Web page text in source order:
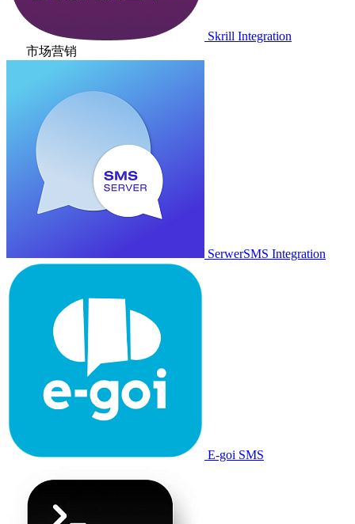
Skrill Integration
市场营销
SerwerSMS Integration
E-goi SMS